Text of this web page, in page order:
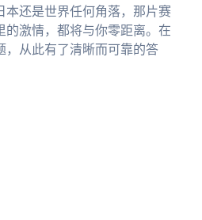
本还是世界任何角落，那片赛
的激情，都将与你零距离。在
，从此有了清晰而可靠的答